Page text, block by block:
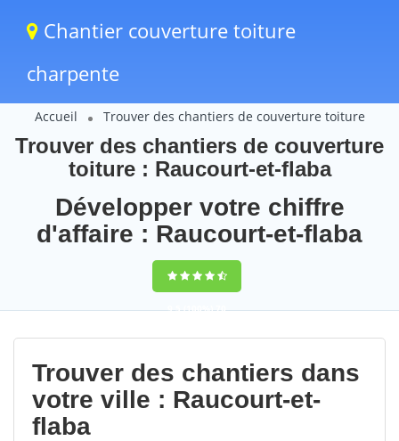
Chantier couverture toiture
charpente
Accueil Trouver des chantiers de couverture toiture
Trouver des chantiers de couverture
toiture : Raucourt-et-flaba
Développer votre chiffre
d'affaire : Raucourt-et-flaba
9,5(100%)70
votes
Trouver des chantiers dans
votre ville : Raucourt-et-
flaba